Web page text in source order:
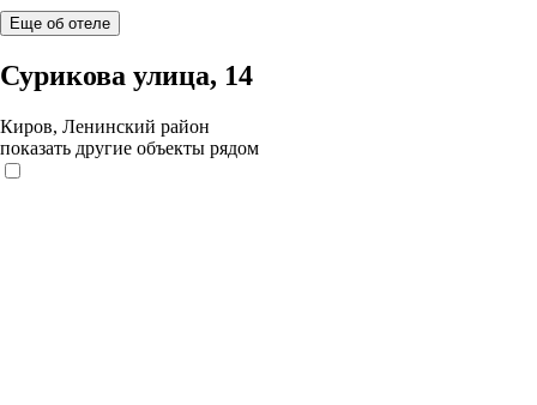
Еще об отеле
Сурикова улица, 14
Киров, Ленинский район
показать другие объекты рядом